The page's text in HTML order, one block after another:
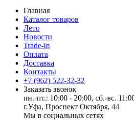
Главная
Каталог товаров
Лето
Новости
Trade-In
Оплата
Доставка
Контакты
+7 (962) 522-32-32
Заказать звонок
пн.-пт.: 10:00 - 20:00, сб.-вс.
г.Уфа, Проспект Октября, 44
Мы в социальных сетях